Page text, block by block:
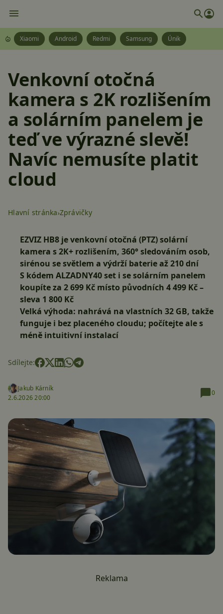
Xiaomi Android Redmi Samsung Únik
Venkovní otočná
kamera s 2K rozlišením
a solárním panelem je
teď ve výrazné slevě!
Navíc nemusíte platit
cloud
Hlavní stránka Zprávičky
EZVIZ HB8 je venkovní otočná (PTZ) solární
kamera s 2K+ rozlišením, 360° sledováním osob,
sirénou se světlem a výdrží baterie až 210 dní
S kódem ALZADNY40set i se solárním panelem
koupíte za 2 699 Kč místo původních 4 499 Kč –
sleva 1 800 Kč
Velká výhoda: nahrává na vlastních 32 GB, takže
funguje i bez placeného cloudu; počítejte ale s
méně intuitivní instalací
Sdílejte:
Jakub Kárník
2.6.2026 20:00
0
Reklama